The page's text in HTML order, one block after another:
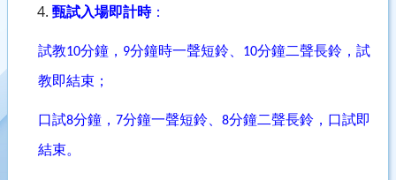
甄試入場即計時：
試教10分鐘， 9分鐘時一聲短鈴、 10分鐘二聲長鈴，試
教即結束；
口試8分鐘， 7分鐘一聲短鈴、 8分鐘二聲長鈴，口試即
結束。